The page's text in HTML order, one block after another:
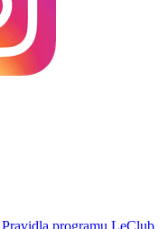
Pravidla programu LeClub